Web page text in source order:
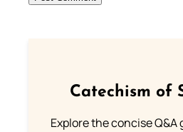
Catechism of
Explore the concise